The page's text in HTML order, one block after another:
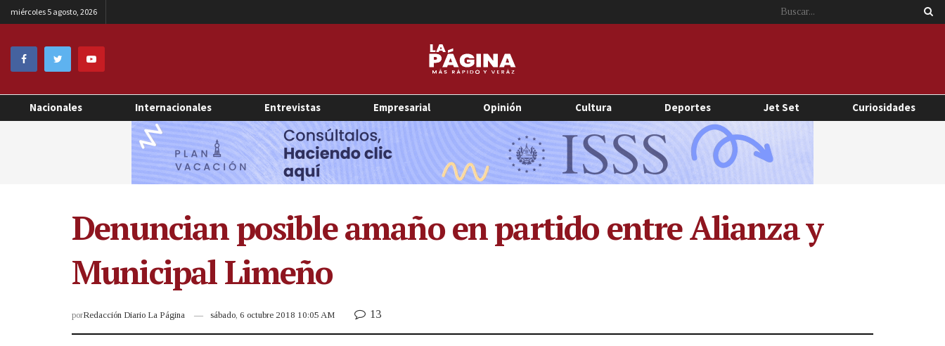
miércoles 5 agosto, 2026
Nacionales Internacionales Entrevistas Empresarial Opinión Cultura Deportes Jet Set Curiosidades
Denuncian posible amaño en partido entre Alianza y
Municipal Limeño
porRedacción Diario La Página sábado, 6 octubre 2018 10:05 AM 13